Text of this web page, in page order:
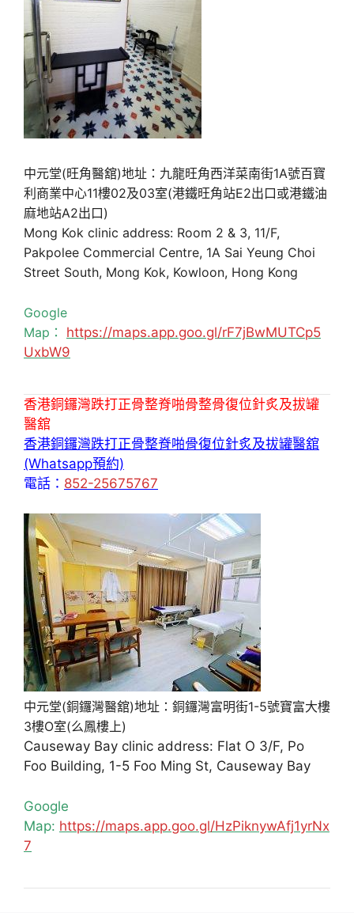
中元堂(旺角醫舘)地址：九龍旺角西洋菜南街1A號百寶
利商業中心11樓02及03室(港鐵旺角站E2出口或港鐵油
麻地站A2出口)
Mong Kok clinic address: Room 2 & 3, 11/F,
Pakpolee Commercial Centre, 1A Sai Yeung Choi
Street South, Mong Kok, Kowloon, Hong Kong
Google
Map： https://maps.app.goo.gl/rF7jBwMUTCp5
UxbW9
香港銅鑼灣跌打正骨整脊啪骨整骨復位針炙及拔罐
醫舘
香港銅鑼灣跌打正骨整脊啪骨復位針炙及拔罐醫舘
(Whatsapp預約)
電話： 852-25675767
中元堂(銅鑼灣醫舘)地址：銅鑼灣富明街1-5號寶富大樓
3樓O室(么鳳樓上)
Causeway Bay clinic address: Flat O 3/F, Po
Foo Building, 1-5 Foo Ming St, Causeway Bay
Google
Map: https://maps.app.goo.gl/HzPiknywAfj1yrNx
7